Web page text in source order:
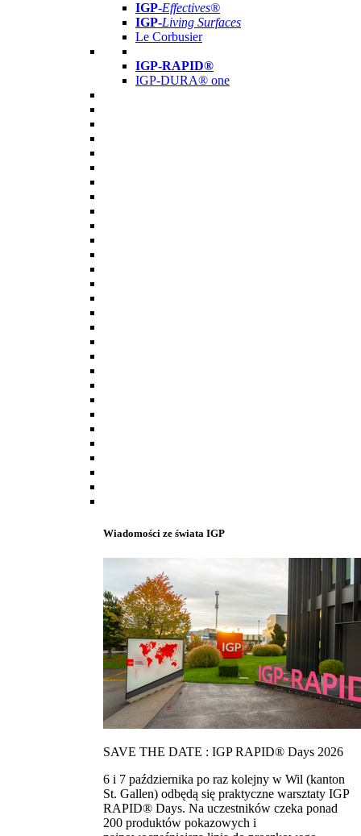
IGP-Effectives®
IGP-Living Surfaces
Le Corbusier
IGP-RAPID®
IGP-DURA® one
Wiadomości ze świata IGP
SAVE THE DATE : IGP RAPID® Days 2026
6 i 7 października po raz kolejny w Wil (kanton
St. Gallen) odbędą się praktyczne warsztaty IGP
RAPID® Days. Na uczestników czeka ponad
200 produktów pokazowych i